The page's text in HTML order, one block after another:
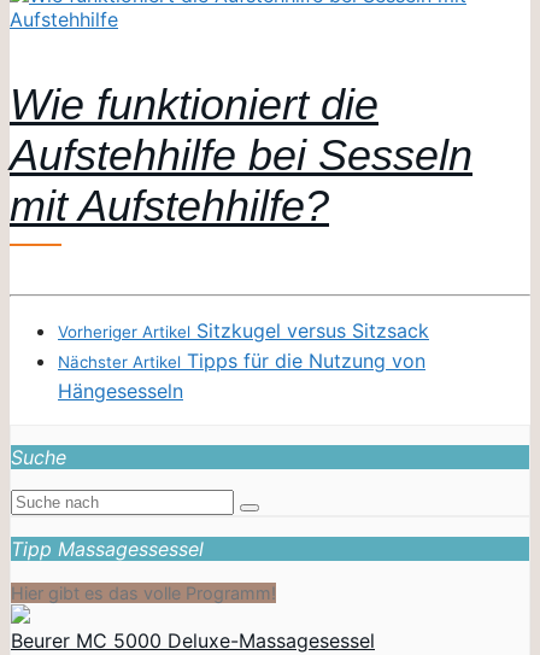
Wie funktioniert die
Aufstehhilfe bei Sesseln
mit Aufstehhilfe?
Vorheriger Artikel Sitzkugel versus Sitzsack
Nächster Artikel Tipps für die Nutzung von
Hängesesseln
Suche
Tipp Massagessessel
Hier gibt es das volle Programm!
Beurer MC 5000 Deluxe-Massagesessel